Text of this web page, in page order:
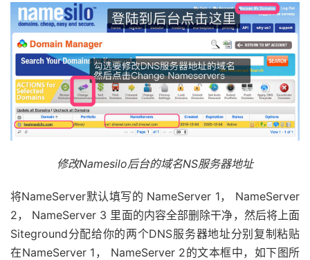
修改Namesilo后台的域名NS服务器地址
将NameServer默认填写的 NameServer 1， NameServer
2， NameServer 3 里面的内容全部删除干净，然后将上面
Siteground分配给你的两个DNS服务器地址分别复制粘贴
在NameServer 1， NameServer 2的文本框中，如下图所